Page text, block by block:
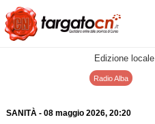
Edizione locale
Radio Alba
SANITÀ- 08 maggio 2026, 20:20